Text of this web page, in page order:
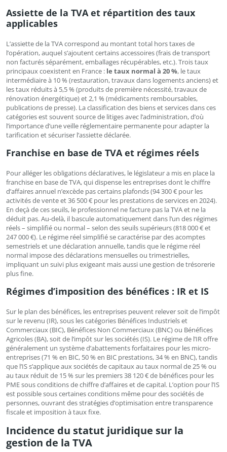
Assiette de la TVA et répartition des taux
applicables
L’assiette de la TVA correspond au montant total hors taxes de
l’opération, auquel s’ajoutent certains accessoires (frais de transport
non facturés séparément, emballages récupérables, etc.). Trois taux
principaux coexistent en France : le taux normal à 20 %, le taux
intermédiaire à 10 % (restauration, travaux dans logements anciens) et
les taux réduits à 5,5 % (produits de première nécessité, travaux de
rénovation énergétique) et 2,1 % (médicaments remboursables,
publications de presse). La classification des biens et services dans ces
catégories est souvent source de litiges avec l’administration, d’où
l’importance d’une veille réglementaire permanente pour adapter la
tarification et sécuriser l’assiette déclarée.
Franchise en base de TVA et régimes réels
Pour alléger les obligations déclaratives, le législateur a mis en place la
franchise en base de TVA, qui dispense les entreprises dont le chiffre
d’affaires annuel n’excède pas certains plafonds (94 300 € pour les
activités de vente et 36 500 € pour les prestations de services en 2024).
En deçà de ces seuils, le professionnel ne facture pas la TVA et ne la
déduit pas. Au-delà, il bascule automatiquement dans l’un des régimes
réels – simplifié ou normal – selon des seuils supérieurs (818 000 € et
247 000 €). Le régime réel simplifié se caractérise par des acomptes
semestriels et une déclaration annuelle, tandis que le régime réel
normal impose des déclarations mensuelles ou trimestrielles,
impliquant un suivi plus exigeant mais aussi une gestion de trésorerie
plus fine.
Régimes d’imposition des bénéfices : IR et IS
Sur le plan des bénéfices, les entreprises peuvent relever soit de l’impôt
sur le revenu (IR), sous les catégories Bénéfices Industriels et
Commerciaux (BIC), Bénéfices Non Commerciaux (BNC) ou Bénéfices
Agricoles (BA), soit de l’impôt sur les sociétés (IS). Le régime de l’IR offre
généralement un système d’abattements forfaitaires pour les micro-
entreprises (71 % en BIC, 50 % en BIC prestations, 34 % en BNC), tandis
que l’IS s’applique aux sociétés de capitaux au taux normal de 25 % ou
au taux réduit de 15 % sur les premiers 38 120 € de bénéfices pour les
PME sous conditions de chiffre d’affaires et de capital. L’option pour l’IS
est possible sous certaines conditions même pour des sociétés de
personnes, ouvrant des stratégies d’optimisation entre transparence
fiscale et imposition à taux fixe.
Incidence du statut juridique sur la
gestion de la TVA